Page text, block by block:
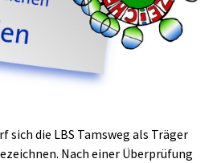
sich die LBS Tamsweg als Träger
Nach einer Überprüfung